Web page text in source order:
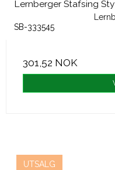
Lernberger Stafsing
SB-333545
301,52 NOK
UTSALG